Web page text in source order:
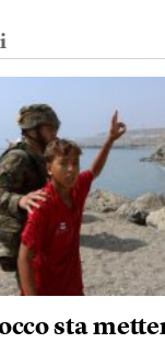
sta